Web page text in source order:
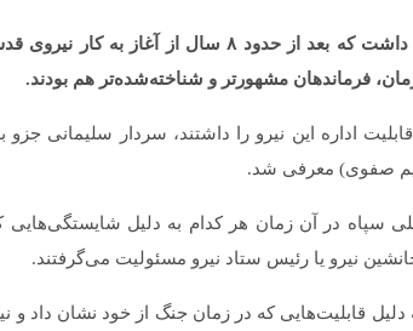
* سردار سلیمانی چه ویژگی‌­هایی داشت که بعد از حدود
فرماندهان مشهورتر و شناخته‌­شده­‌تر هم بودند.
اداره این نیرو را داشتند، سردار سلیمانی
صفوی) معرفی شد.
سپاه در آن زمان هر کدام به دلیل شایستگی‌­هایی
جانشین نیرو یا رئیس ستاد نیرو مسئولیت می­‌گرفتند.
قابلیت­‌هایی که در زمان جنگ از خود نشان داد و